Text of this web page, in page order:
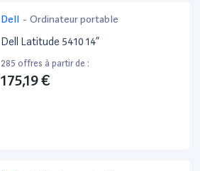
Dell - Ordinateur portable
Dell Latitude 5410 14”
285 offres à partir de :
175,19 €